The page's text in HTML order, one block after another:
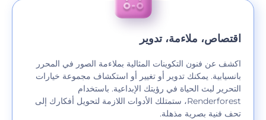
اقتصاص، ملاءمة، تدوير
اكشف عن فنون التكوينات المثالية بملاءمة الصور في المحرر
بانسيابية. يمكنك تدوير أو تغيير أو استكشاف مجموعة خيارات
التحرير لبث الحياة في رؤيتك الإبداعية. باستخدام
Renderforest، ستمتلك الأدوات اللازمة لتحويل أفكارك إلى
تحف فنية بصرية مذهلة.